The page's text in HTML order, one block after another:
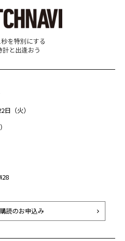
を特別にする
計と出逢おう
日（火）
読のお申込み